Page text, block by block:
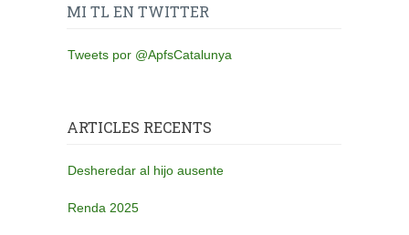
MI TL EN TWITTER
Tweets por @ApfsCatalunya
ARTICLES RECENTS
Desheredar al hijo ausente
Renda 2025